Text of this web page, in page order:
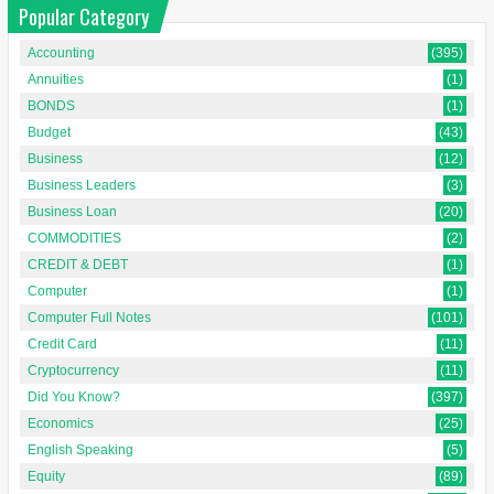
Popular Category
Accounting
(395)
Annuities
(1)
BONDS
(1)
Budget
(43)
Business
(12)
Business Leaders
(3)
Business Loan
(20)
COMMODITIES
(2)
CREDIT & DEBT
(1)
Computer
(1)
Computer Full Notes
(101)
Credit Card
(11)
Cryptocurrency
(11)
Did You Know?
(397)
Economics
(25)
English Speaking
(5)
Equity
(89)